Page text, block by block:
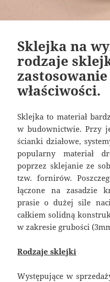
Sklejka na
rodzaje
właściwości.
Sklejka to materiał
w budownictwie. Przy
ścianki działowe,
popularny materiał
poprzez sklejanie ze
tzw. fornirów.
łączone na zasadzie
prasie o dużej sile
całkiem solidną
w zakresie grubości
Rodzaje sklejki
Występujące w